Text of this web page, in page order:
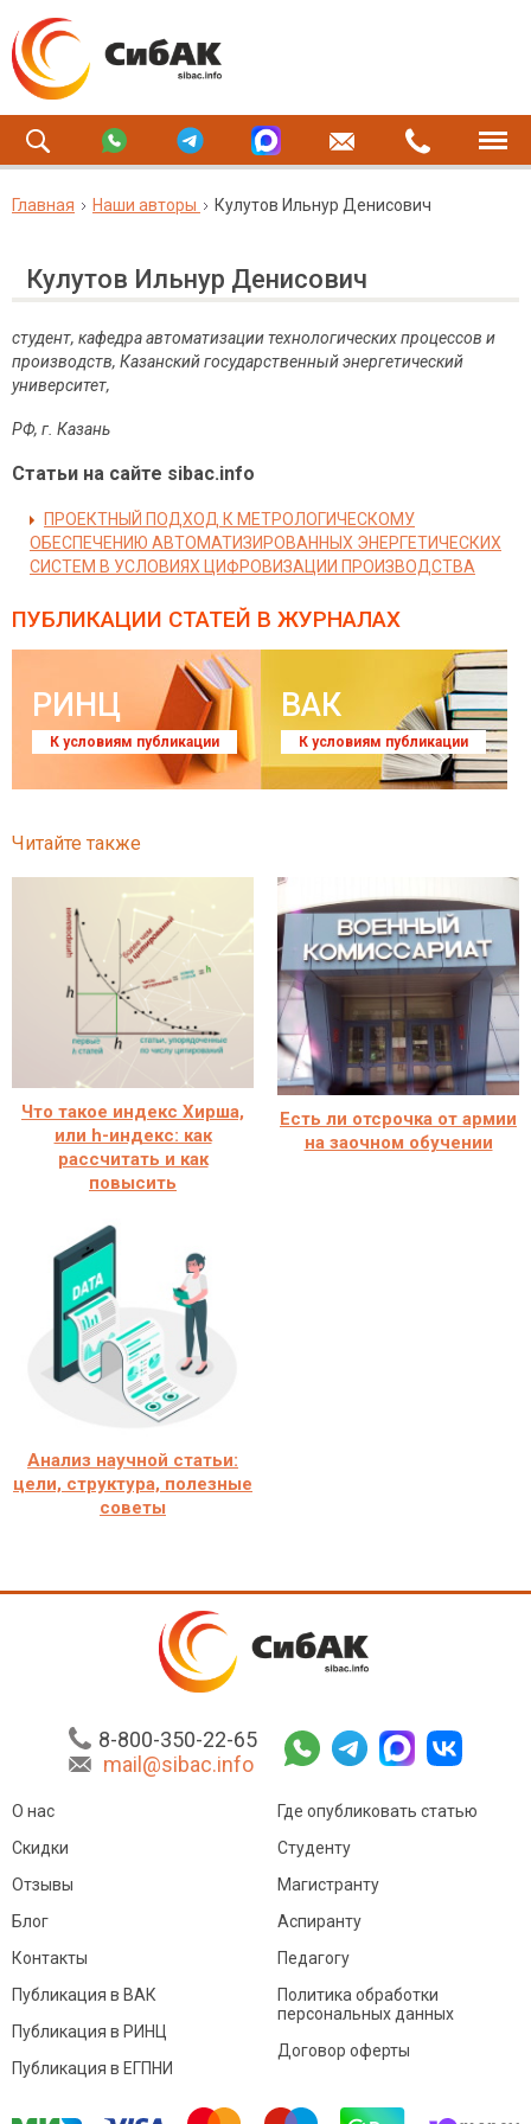
Главная Наши авторы Кулутов Ильнур Денисович
Кулутов Ильнур Денисович
студент, кафедра автоматизации технологических процессов и
производств, Казанский государственный энергетический
университет,
РФ, г. Казань
Статьи на сайте sibac.info
ПРОЕКТНЫЙ ПОДХОД К МЕТРОЛОГИЧЕСКОМУ
ОБЕСПЕЧЕНИЮ АВТОМАТИЗИРОВАННЫХ ЭНЕРГЕТИЧЕСКИХ
СИСТЕМ В УСЛОВИЯХ ЦИФРОВИЗАЦИИ ПРОИЗВОДСТВА
ПУБЛИКАЦИИ СТАТЕЙ В ЖУРНАЛАХ
РИНЦ
К условиям публикации
ВАК
К условиям публикации
Читайте также
Что такое индекс Хирша,
или h-индекс: как
рассчитать и как
повысить
Есть ли отсрочка от армии
на заочном обучении
Анализ научной статьи:
цели, структура, полезные
советы
8-800-350-22-65
mail@sibac.info
О нас
Скидки
Отзывы
Блог
Контакты
Где опубликовать статью
Студенту
Магистранту
Аспиранту
Педагогу
Публикация в ВАК
Публикация в РИНЦ
Публикация в ЕГПНИ
Политика обработки
персональных данных
Договор оферты